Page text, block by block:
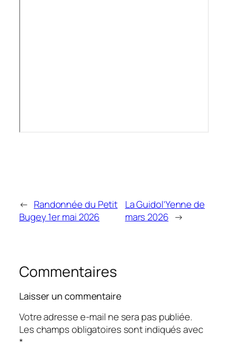
← Randonnée du Petit
Bugey 1er mai 2026
La Guidol’Yenne de
mars 2026 →
Commentaires
Laisser un commentaire
Votre adresse e-mail ne sera pas publiée.
Les champs obligatoires sont indiqués avec
*